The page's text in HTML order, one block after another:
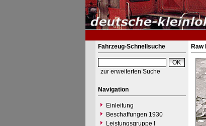
Fahrzeug-Schnellsuche
zur erweiterten Suche
Navigation
Einleitung
Beschaffungen 1930
Leistungsgruppe I
Raw